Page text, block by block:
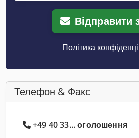
Відправити
Політика
Телефон & Факс
+49 40 33... оголошення